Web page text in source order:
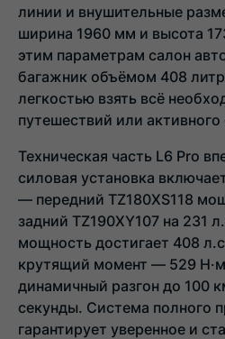
линии и внушительные
ширина 1960 мм и высота
этим параметрам салон
багажник объёмом 408
легкостью взять всё
путешествий или активного
Техническая часть L6 Pro
силовая установка
— передний TZ180XS118
задний TZ190XY107 на 231
мощность достигает 408
крутящий момент — 529
динамичный разгон до 100
секунды. Система полного
гарантирует уверенное и